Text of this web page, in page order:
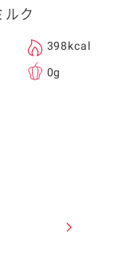
ルク
398kcal
0g